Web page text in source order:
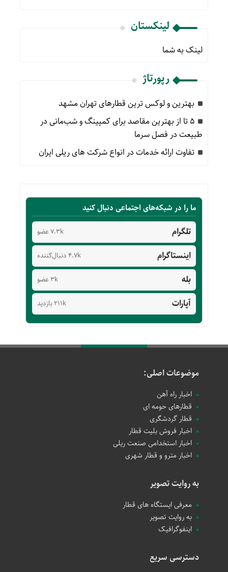
لینکستان
لینک به شما
رپورتاژ
بهترین و لوکس ترین قطارهای تهران مشهد
۵ تا از بهترین مقاصد برای کمپینگ و شب‌مانی در
طبیعت در فصل سرما
تفاوت ارائه خدمات در انواع شرکت های ریلی ایران
ما را در شبکه‌های اجتماعی دنبال کنید
تلگرام 7.3k عضو
اینستاگرام 4.7k دنبال‌کننده
بله 3k عضو
آپارات 211k بازدید
موضوعات اصلی:
اخبار راه آهن
قطارهای حومه ای
قطار گردشگری
اخبار فروش بلیت قطار
اخبار استخدامی صنعت ریلی
اخبار مترو و قطار شهری
به روایت تصویر
معرفی ایستگاه های قطار
به روایت تصویر
اینفوگرافیک
دسترسی سریع